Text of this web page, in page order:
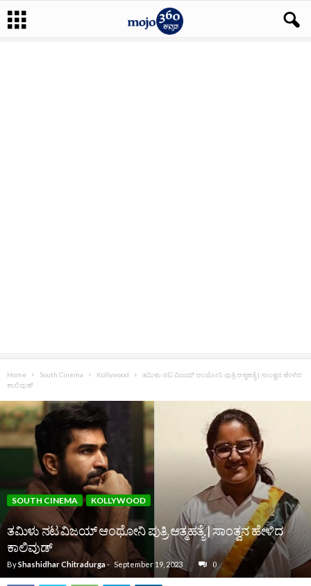
Home South Cinema Kollywood
ತಮಿಳು ನಟ ವಿಜಯ್‌ ಆಂಥೋನಿ ಪುತ್ರಿ ಆತ್ಮಹತ್ಯೆ | ಸಾಂತ್ವನ ಹೇಳಿದ
ಕಾಲಿವುಡ್‌
SOUTH CINEMA KOLLYWOOD
ತಮಿಳು ನಟ ವಿಜಯ್‌ ಆಂಥೋನಿ ಪುತ್ರಿ ಆತ್ಮಹತ್ಯೆ | ಸಾಂತ್ವನ ಹೇಳಿದ
ಕಾಲಿವುಡ್‌
ByShashidhar Chitradurga- September 19, 2023 0